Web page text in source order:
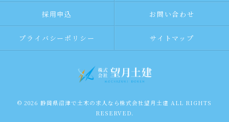
採用申込 お問い合わせ
プライバシーポリシー サイトマップ
© 2026 静岡県沼津で土木の求人なら株式会社望月土建 ALL RIGHTS
RESERVED.